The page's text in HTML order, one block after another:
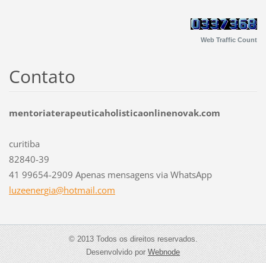
Web Traffic Count
Contato
mentoriaterapeuticaholisticaonlinenovak.com
curitiba
82840-39
41 99654-2909 Apenas mensagens via WhatsApp
luzeenergia@hotmail.com
© 2013 Todos os direitos reservados.
Desenvolvido porWebnode